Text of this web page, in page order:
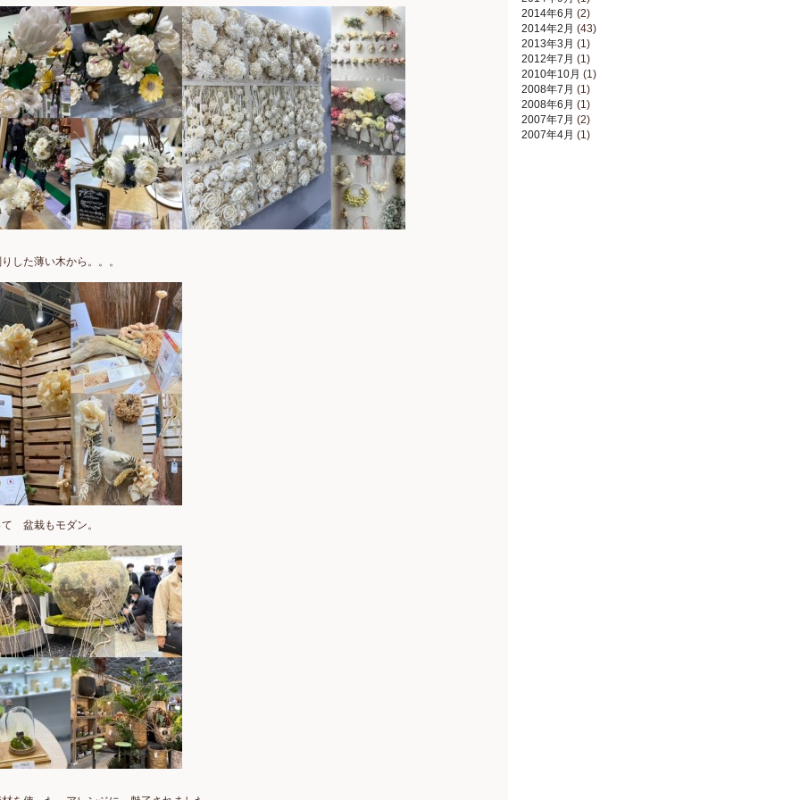
2014年6月 (2)
2014年2月 (43)
2013年3月 (1)
2012年7月 (1)
2010年10月 (1)
2008年7月 (1)
2008年6月 (1)
2007年7月 (2)
2007年4月 (1)
した薄い木から。。。
盆栽もモダン。